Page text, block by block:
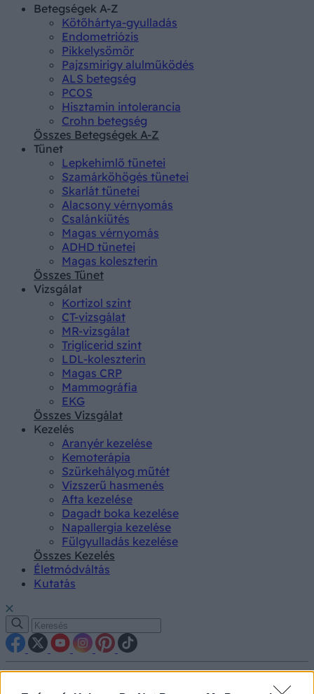
Betegségek A-Z
Kötőhártya-gyulladás
Endometriózis
Pikkelysömör
Pajzsmirigy alulműködés
ALS betegség
PCOS
Hisztamin intolerancia
Crohn betegség
Összes Betegségek A-Z
Tünet
Lepkehimlő tünetei
Szamárköhögés tünetei
Skarlát tünetei
Alacsony vérnyomás
Csalánkiütés
Magas vérnyomás
ADHD tünetei
Magas koleszterin
Összes Tünet
Vizsgálat
Kortizol szint
CT-vizsgálat
MR-vizsgálat
Triglicerid szint
LDL-koleszterin
Magas CRP
Mammográfia
EKG
Összes Vizsgálat
Kezelés
Aranyér kezelése
Kemoterápia
Szürkehályog műtét
Vízszerű hasmenés
Afta kezelése
Dagadt boka kezelése
Napallergia kezelése
Fülgyulladás kezelése
Összes Kezelés
Életmódváltás
Kutatás